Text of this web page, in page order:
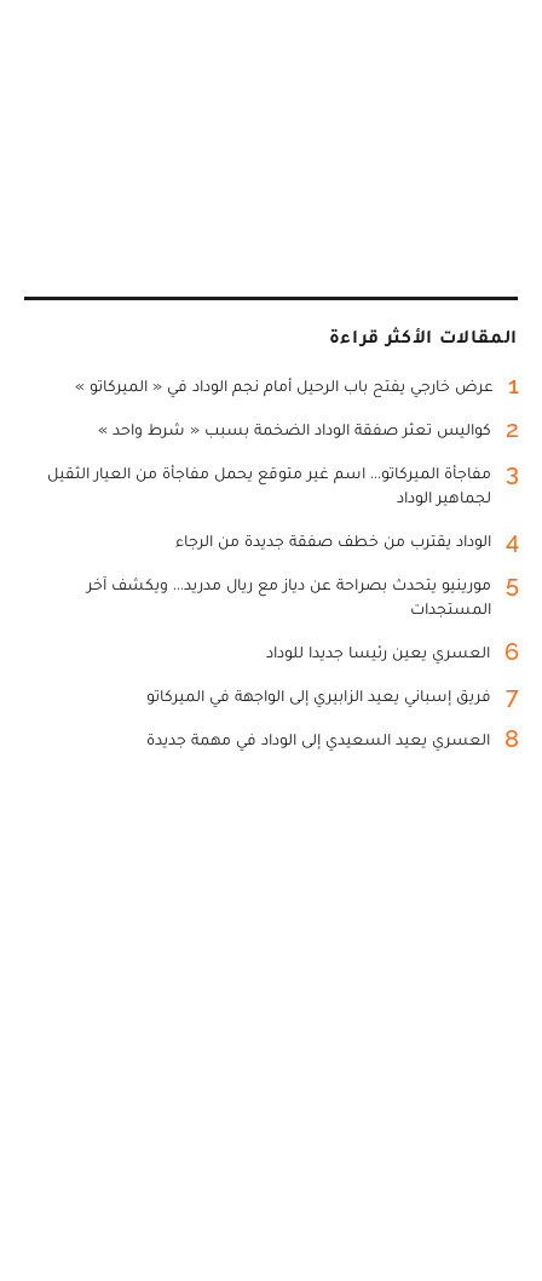
المقالات الأكثر قراءة
1 عرض خارجي يفتح باب الرحيل أمام نجم الوداد في « الميركاتو »
2 كواليس تعثر صفقة الوداد الضخمة بسبب « شرط واحد »
3
مفاجأة الميركاتو... اسم غير متوقع يحمل مفاجأة من العيار الثقيل
لجماهير الوداد
4 الوداد يقترب من خطف صفقة جديدة من الرجاء
5
مورينيو يتحدث بصراحة عن دياز مع ريال مدريد... ويكشف آخر
المستجدات
6 العسري يعين رئيسا جديدا للوداد
7 فريق إسباني يعيد الزابيري إلى الواجهة في الميركاتو
8 العسري يعيد السعيدي إلى الوداد في مهمة جديدة